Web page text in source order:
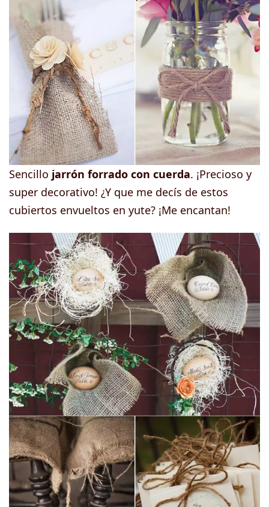
Sencillo jarrón forrado con cuerda. ¡Precioso y
super decorativo! ¿Y que me decís de estos
cubiertos envueltos en yute? ¡Me encantan!